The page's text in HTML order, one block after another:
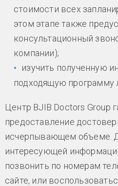
стоимости всех
этом этапе также
консультационный
компании);
изучить полученную
подходящую программу
Центр BJIB Doctors Group
предоставление
исчерпывающем объеме.
интересующей
позвонить по номерам
сайте, или